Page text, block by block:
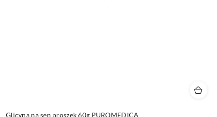
Glicyna na sen proszek 60g PUROMEDICA